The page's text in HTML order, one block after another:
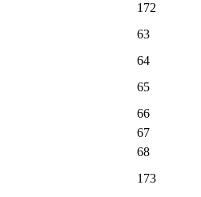
172
63
64
65
66
67
68
173